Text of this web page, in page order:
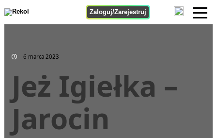
Zaloguj/Zarejestruj
6 marca 2023
Jeż Igiełka –
Jarocin